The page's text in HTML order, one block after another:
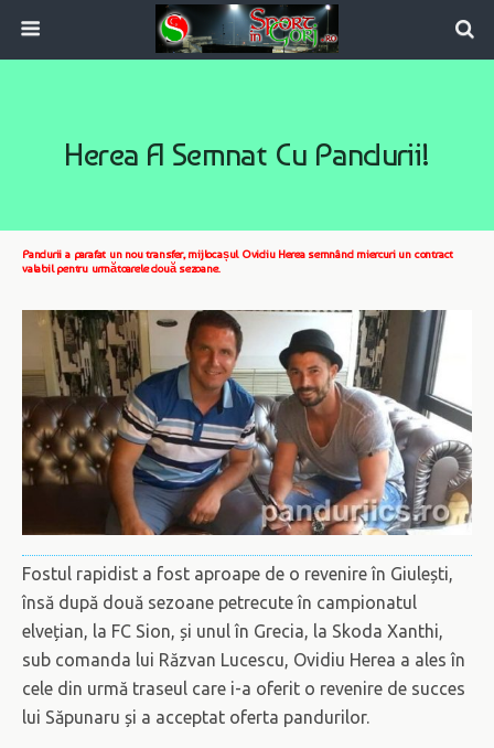
Herea A Semnat Cu Pandurii!
Pandurii a parafat un nou transfer, mijlocașul Ovidiu Herea semnând miercuri un contract
valabil pentru următoarele două sezoane.
Fostul rapidist a fost aproape de o revenire în Giulești,
însă după două sezoane petrecute în campionatul
elvețian, la FC Sion, și unul în Grecia, la Skoda Xanthi,
sub comanda lui Răzvan Lucescu, Ovidiu Herea a ales în
cele din urmă traseul care i-a oferit o revenire de succes
lui Săpunaru și a acceptat oferta pandurilor.